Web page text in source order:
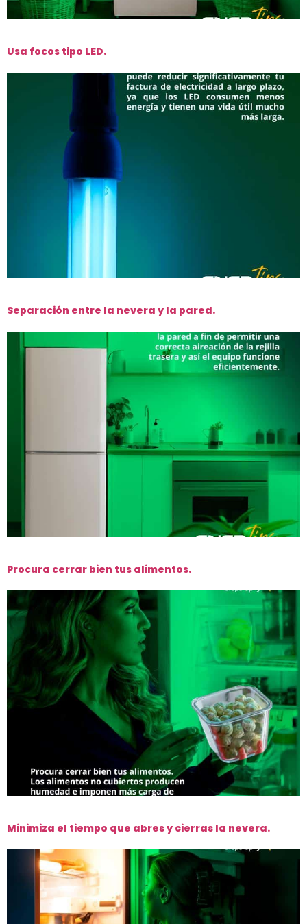
Usa focos tipo LED.
Separación entre la nevera y la pared.
Procura cerrar bien tus alimentos.
Minimiza el tiempo que abres y cierras la nevera.